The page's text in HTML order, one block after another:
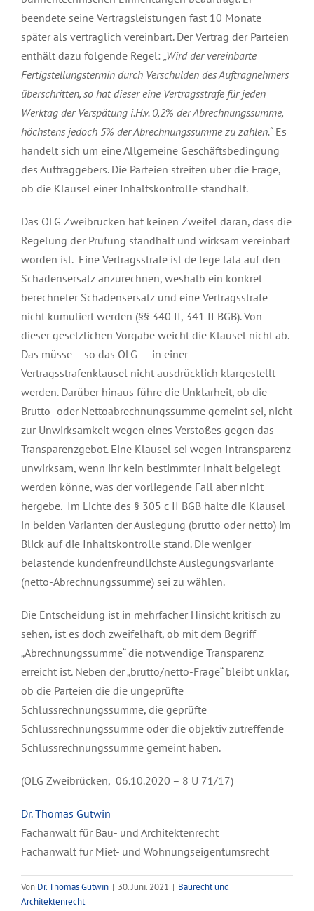
beendete seine Vertragsleistungen fast 10 Monate
später als vertraglich vereinbart. Der Vertrag der Parteien
enthält dazu folgende Regel: „Wird der vereinbarte
Fertigstellungstermin durch Verschulden des Auftragnehmers
überschritten, so hat dieser eine Vertragsstrafe für jeden
Werktag der Verspätung i.H.v. 0,2% der Abrechnungssumme,
höchstens jedoch 5% der Abrechnungssumme zu zahlen.“Es
handelt sich um eine Allgemeine Geschäftsbedingung
des Auftraggebers. Die Parteien streiten über die Frage,
ob die Klausel einer Inhaltskontrolle standhält.
Das OLG Zweibrücken hat keinen Zweifel daran, dass die
Regelung der Prüfung standhält und wirksam vereinbart
worden ist. Eine Vertragsstrafe ist de lege lata auf den
Schadensersatz anzurechnen, weshalb ein konkret
berechneter Schadensersatz und eine Vertragsstrafe
nicht kumuliert werden (§§ 340 II, 341 II BGB). Von
dieser gesetzlichen Vorgabe weicht die Klausel nicht ab.
Das müsse – so das OLG – in einer
Vertragsstrafenklausel nicht ausdrücklich klargestellt
werden. Darüber hinaus führe die Unklarheit, ob die
Brutto- oder Nettoabrechnungssumme gemeint sei, nicht
zur Unwirksamkeit wegen eines Verstoßes gegen das
Transparenzgebot. Eine Klausel sei wegen Intransparenz
unwirksam, wenn ihr kein bestimmter Inhalt beigelegt
werden könne, was der vorliegende Fall aber nicht
hergebe. Im Lichte des § 305 c II BGB halte die Klausel
in beiden Varianten der Auslegung (brutto oder netto) im
Blick auf die Inhaltskontrolle stand. Die weniger
belastende kundenfreundlichste Auslegungsvariante
(netto-Abrechnungssumme) sei zu wählen.
Die Entscheidung ist in mehrfacher Hinsicht kritisch zu
sehen, ist es doch zweifelhaft, ob mit dem Begriff
„Abrechnungssumme“ die notwendige Transparenz
erreicht ist. Neben der „brutto/netto-Frage“ bleibt unklar,
ob die Parteien die die ungeprüfte
Schlussrechnungssumme, die geprüfte
Schlussrechnungssumme oder die objektiv zutreffende
Schlussrechnungssumme gemeint haben.
(OLG Zweibrücken, 06.10.2020 – 8 U 71/17)
Dr. Thomas Gutwin
Fachanwalt für Bau- und Architektenrecht
Fachanwalt für Miet- und Wohnungseigentumsrecht
Von Dr. Thomas Gutwin | 30. Juni. 2021 | Baurecht und
Architektenrecht